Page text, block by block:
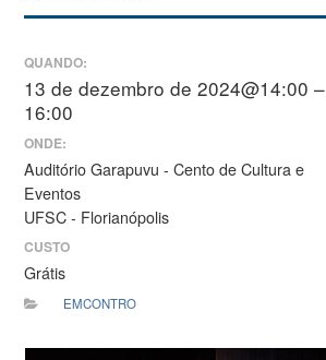
QUANDO:
13 de dezembro de 2024@14:00 –
16:00
ONDE:
Auditório Garapuvu - Cento de Cultura e
Eventos
UFSC - Florianópolis
CUSTO
Grátis
EMCONTRO